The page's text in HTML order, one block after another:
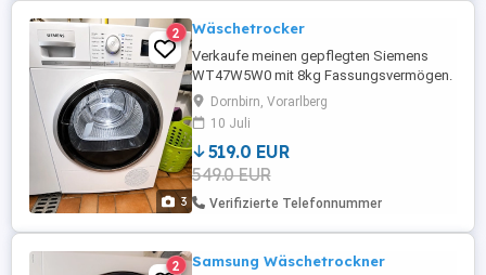
3
2 Wäschetrocker
Verkaufe meinen gepflegten Siemens
WT47W5W0 mit 8kg Fassungsvermögen.
Er ist erst 2.5 Jahre alte und wurde fast nie
benutzt. Der Trockner funktioniert
einwandfrei, läuft leise und trocknet
zuverlässig. Sehr energieeffizientes
Wärmepumpengerät deutlich sparsamer
als ältere Kondensationstrockner. Ideal ...
Dornbirn, Vorarlberg
10 Juli
519.0 EUR
549.0 EUR
Verifizierte Telefonnummer
2 Samsung Wäschetrockner